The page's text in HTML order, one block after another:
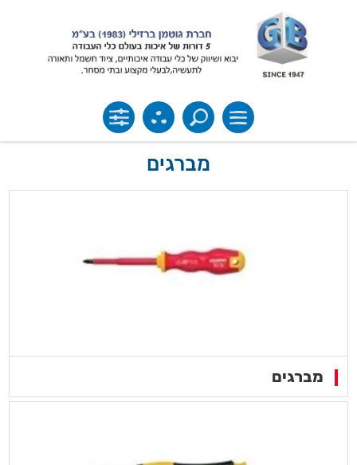
מברגים
מברגים